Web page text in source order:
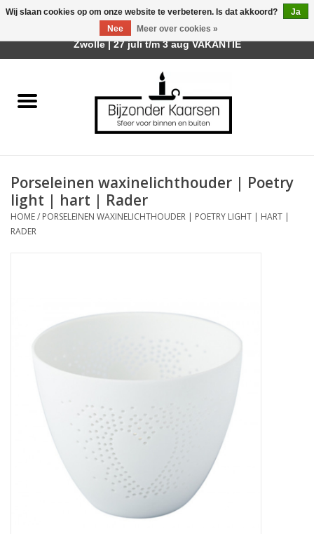
Räder Design Stories
Geurkaarsen
Tafelhaarden
LED Kaarsen
Kaarsen accessoires
Relatiegeschenken & Bedankjes
Huisparfums
Porseleinen waxinelichthouder | Poetry
light | hart | Rader
HOME/ PORSELEINEN WAXINELICHTHOUDER | POETRY LIGHT | HART |
RADER
Wij slaan cookies op om onze website te verbeteren. Is dat akkoord?
Ja
Nee
Meer over cookies »
Afhalen is mogelijk bij mijn winkel Trotz | Belvederelaan 107
Zwolle | 27 juli t/m 3 aug VAKANTIE